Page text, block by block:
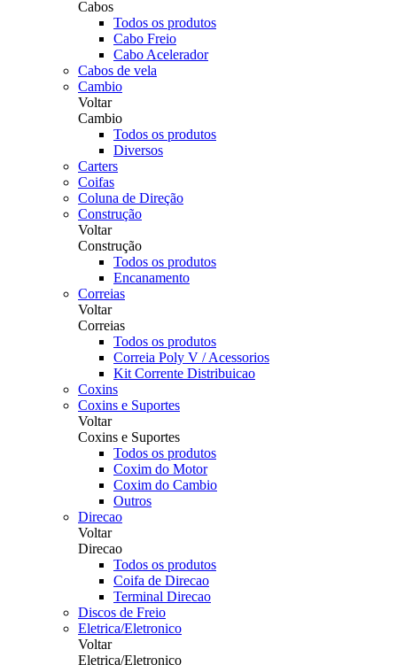
Cabos
Todos os produtos
Cabo Freio
Cabo Acelerador
Cabos de vela
Cambio
Voltar
Cambio
Todos os produtos
Diversos
Carters
Coifas
Coluna de Direção
Construção
Voltar
Construção
Todos os produtos
Encanamento
Correias
Voltar
Correias
Todos os produtos
Correia Poly V / Acessorios
Kit Corrente Distribuicao
Coxins
Coxins e Suportes
Voltar
Coxins e Suportes
Todos os produtos
Coxim do Motor
Coxim do Cambio
Outros
Direcao
Voltar
Direcao
Todos os produtos
Coifa de Direcao
Terminal Direcao
Discos de Freio
Eletrica/Eletronico
Voltar
Eletrica/Eletronico